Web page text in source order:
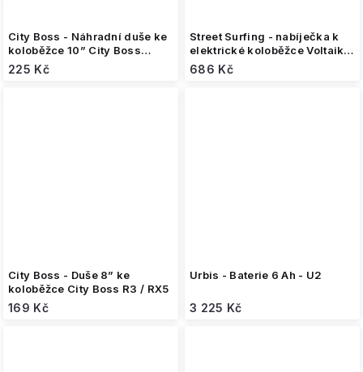
City Boss - Náhradní duše ke
koloběžce 10” City Boss
RS500
225 Kč
Street Surfing - nabíječka k
elektrické koloběžce Voltaik
SRG / MGT (36V/1,5A) / City
Boss RS250 / RS350
686 Kč
City Boss - Duše 8” ke
koloběžce City Boss R3 / RX5
169 Kč
Urbis - Baterie 6 Ah - U2
3 225 Kč